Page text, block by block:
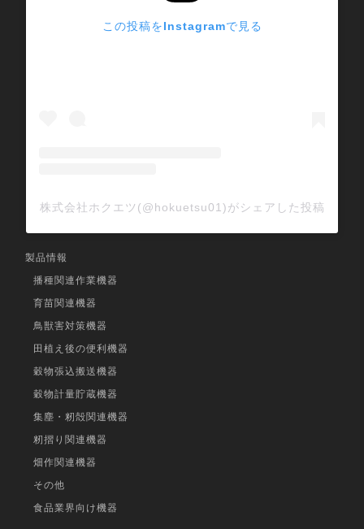
この投稿をInstagramで見る
株式会社ホクエツ(@hokuetsu01)がシェアした投稿
製品情報
播種関連作業機器
育苗関連機器
鳥獣害対策機器
田植え後の便利機器
穀物張込搬送機器
穀物計量貯蔵機器
集塵・籾殻関連機器
籾摺り関連機器
畑作関連機器
その他
食品業界向け機器